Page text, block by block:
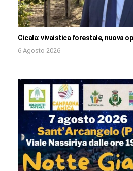
Cicala: vivaistica forestale, nuova
6 Agosto 2026